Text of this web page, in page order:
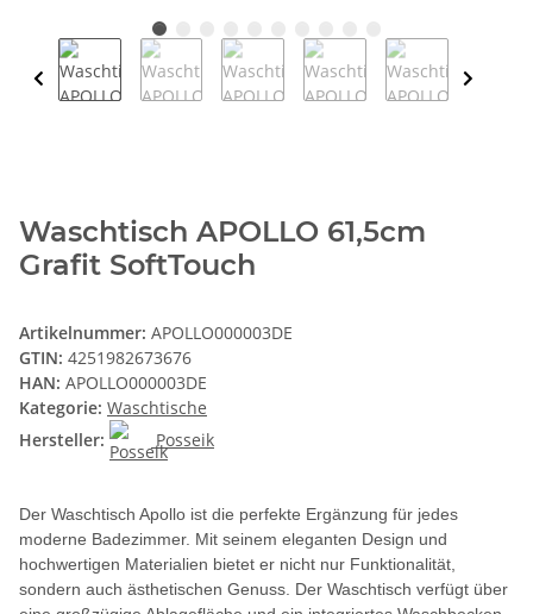
Waschtisch APOLLO 61,5cm
Grafit SoftTouch
Artikelnummer: APOLLO000003DE
GTIN: 4251982673676
HAN: APOLLO000003DE
Kategorie: Waschtische
Hersteller:
Posseik
Der Waschtisch Apollo ist die perfekte Ergänzung für jedes
moderne Badezimmer. Mit seinem eleganten Design und
hochwertigen Materialien bietet er nicht nur Funktionalität,
sondern auch ästhetischen Genuss. Der Waschtisch verfügt über